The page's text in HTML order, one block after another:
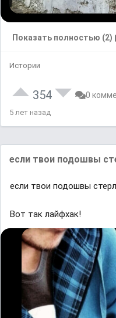
Показать полностью (2)
Истории
354 0
5 лет назад
если твои подошвы
если твои подошвы
Вот так лайфхак!